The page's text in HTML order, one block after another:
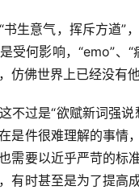
书生意气，挥斥方遒”
受何影响，“emo”、
仿佛世界上已经没有
不过是“欲赋新词强
是件很难理解的事情
需要以近乎严苛的标
有时甚至是为了提高